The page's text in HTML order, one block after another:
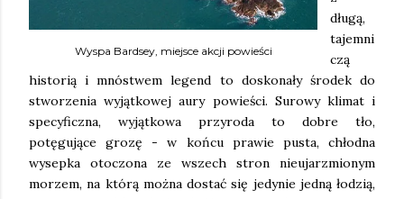
Wyspa Bardsey, miejsce akcji powieści
długą,
tajemni
czą
historią i mnóstwem legend to doskonały środek do
stworzenia wyjątkowej aury powieści. Surowy klimat i
specyficzna, wyjątkowa przyroda to dobre tło,
potęgujące grozę - w końcu prawie pusta, chłodna
wysepka otoczona ze wszech stron nieujarzmionym
morzem, na którą można dostać się jedynie jedną łodzią,